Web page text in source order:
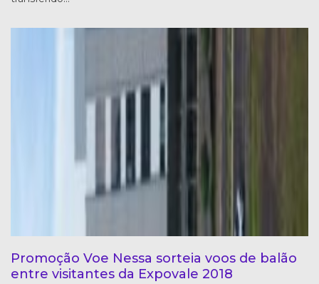
Promoção Voe Nessa sorteia voos de balão
entre visitantes da Expovale 2018